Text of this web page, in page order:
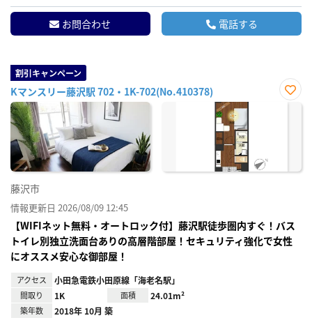
お問合わせ 電話する
割引キャンペーン
Kマンスリー藤沢駅 702・1K-702(No.410378)
お気
藤沢市
情報更新日 2026/08/09 12:45
【WIFIネット無料・オートロック付】藤沢駅徒歩圏内すぐ！バス
トイレ別独立洗面台ありの高層階部屋！セキュリティ強化で女性
にオススメ安心な御部屋！
アクセス 小田急電鉄小田原線「海老名駅」
間取り 1K 面積 24.01m²
築年数 2018年 10月 築